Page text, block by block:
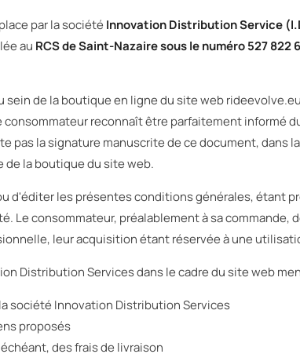
par la société Innovation Distribution Service
au RCS de Saint-Nazaire sous le numéro 527 822
de la boutique en ligne du site web
reconnaît être parfaitement informé
la signature manuscrite de ce document, dans
de la boutique du site web.
d'éditer les présentes conditions générales, étant
Le consommateur, préalablement à sa commande,
leur acquisition étant réservée à une
Distribution Services dans le cadre du site web
société Innovation Distribution Services
proposés
des frais de livraison